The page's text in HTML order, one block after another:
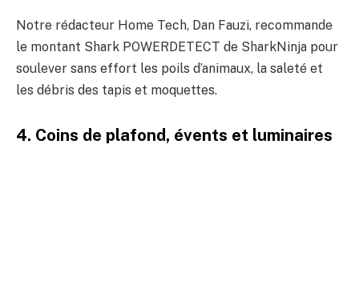
Notre rédacteur Home Tech, Dan Fauzi, recommande
le montant Shark POWERDETECT de SharkNinja pour
soulever sans effort les poils d’animaux, la saleté et
les débris des tapis et moquettes.
4. Coins de plafond, évents et luminaires